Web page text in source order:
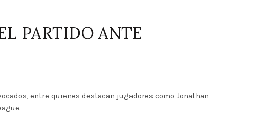
PARTIDO ANTE
entre quienes destacan jugadores como Jonathan